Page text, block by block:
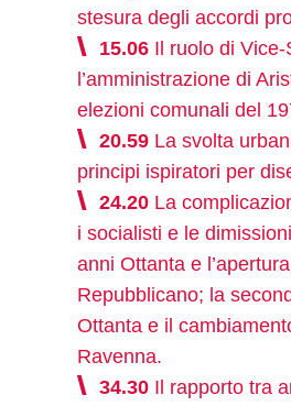
stesura degli accordi
15.06 Il ruolo di Vice-
l’amministrazione di
elezioni comunali del
20.59 La svolta
principi ispiratori per
24.20 La
i socialisti e le
anni Ottanta e
Repubblicano; la
Ottanta e il
Ravenna.
34.30 Il rapporto tra